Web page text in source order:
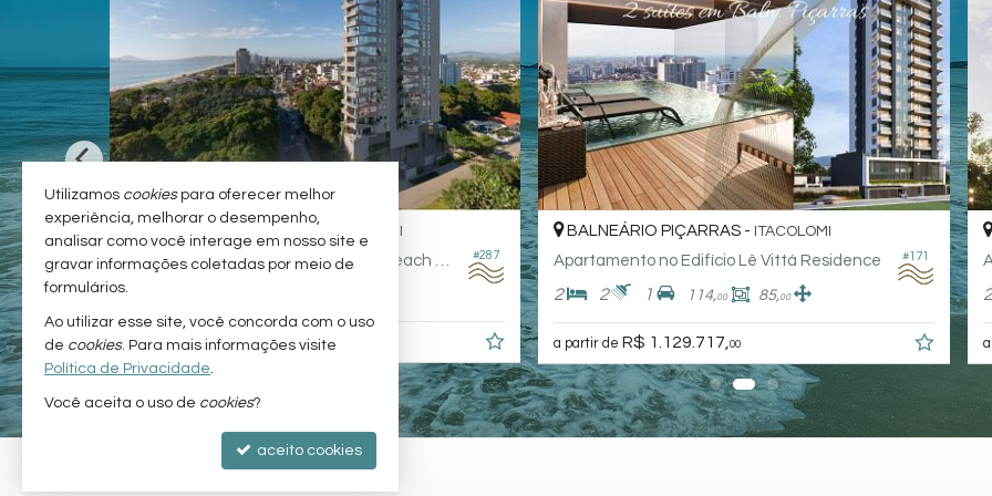
#119
BALNEÁRIO PIÇARRAS - ITACOLOMI
Apartamento no Residencial Ecko Beach Home - Otto
2
a partir deR$ 1.362.000,00
#171
BALNEÁRIO PIÇARRAS -ITACOLOMI
Apartamento no Edifício Lê Vittá Residence
2 2 1 114, 00 85,00
a partir deR$ 1.129.717,00
2
a
Utilizamos cookiespara oferecer melhor
experiência, melhorar o desempenho,
analisar como você interage em nosso site e
gravar informações coletadas por meio de
formulários.
Ao utilizar esse site, você concorda com o uso
de cookies. Para mais informações visite
Política de Privacidade.
Você aceita o uso de cookies?
aceito cookies